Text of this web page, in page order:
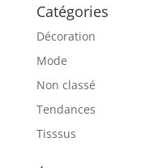
Catégories
Décoration
Mode
Non classé
Tendances
Tisssus